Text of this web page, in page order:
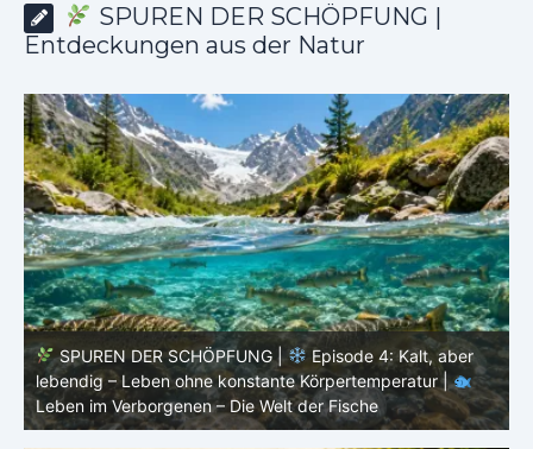
SPUREN DER SCHÖPFUNG |
Entdeckungen aus der Natur
SPUREN DER SCHÖPFUNG |
Episode 3: Schwimmen
ohne Anstrengung – Die Physik der Bewegung |
Leben
im Verborgenen – Die Welt der Fische